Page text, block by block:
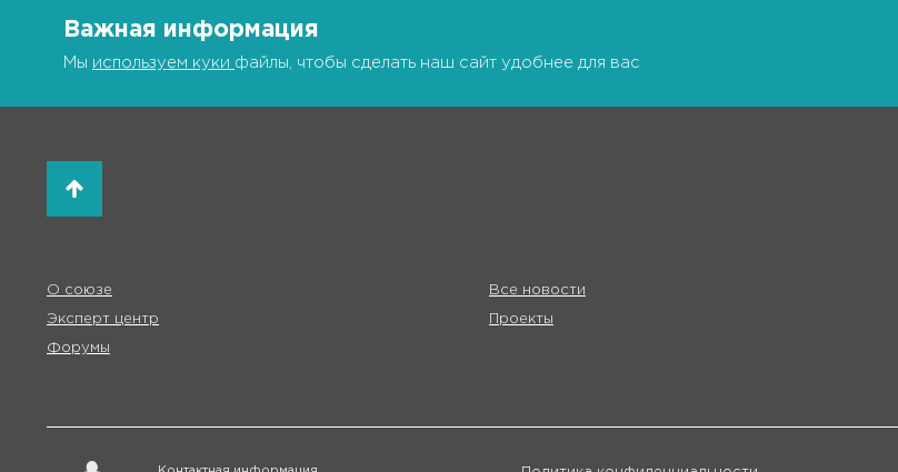
Важная информация
Мы используем куки файлы, чтобы сделать наш сайт удобнее для вас
О союзе Все новости
Эксперт центр Проекты
Форумы